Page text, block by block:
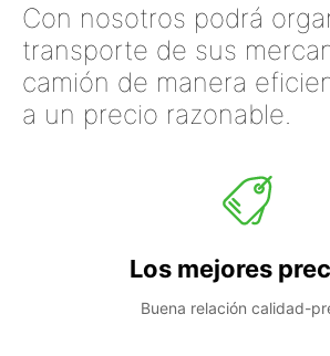
Con nosotros podrá
transporte de sus
camión de manera
a un precio razonable.
Los mejores
Buena relación calidad-